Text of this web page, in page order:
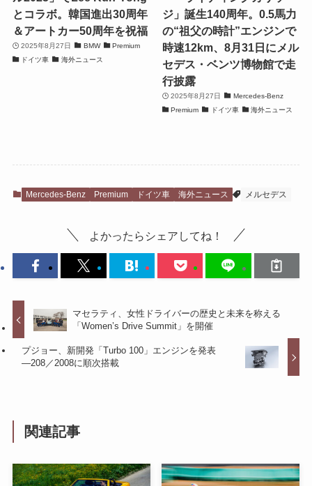
とコラボ。韓国進出30周年
＆アートカー50周年を祝福
2025年8月27日 BMW
Premium
ドイツ車
海外ニュース
ジ」誕生140周年。0.5馬力
の“祖父の時計”エンジンで
時速12km、8月31日にメル
セデス・ベンツ博物館で走
行披露
2025年8月27日
Mercedes-Benz
Premium
ドイツ車 海外ニュース
Mercedes-Benz Premium ドイツ車 海外ニュース メルセデス
よかったらシェアしてね！
マセラティ、女性ドライバーの歴史と未来を称える
「Women’s Drive Summit」を開催
プジョー、新開発「Turbo 100」エンジンを発表
―208／2008に順次搭載
関連記事